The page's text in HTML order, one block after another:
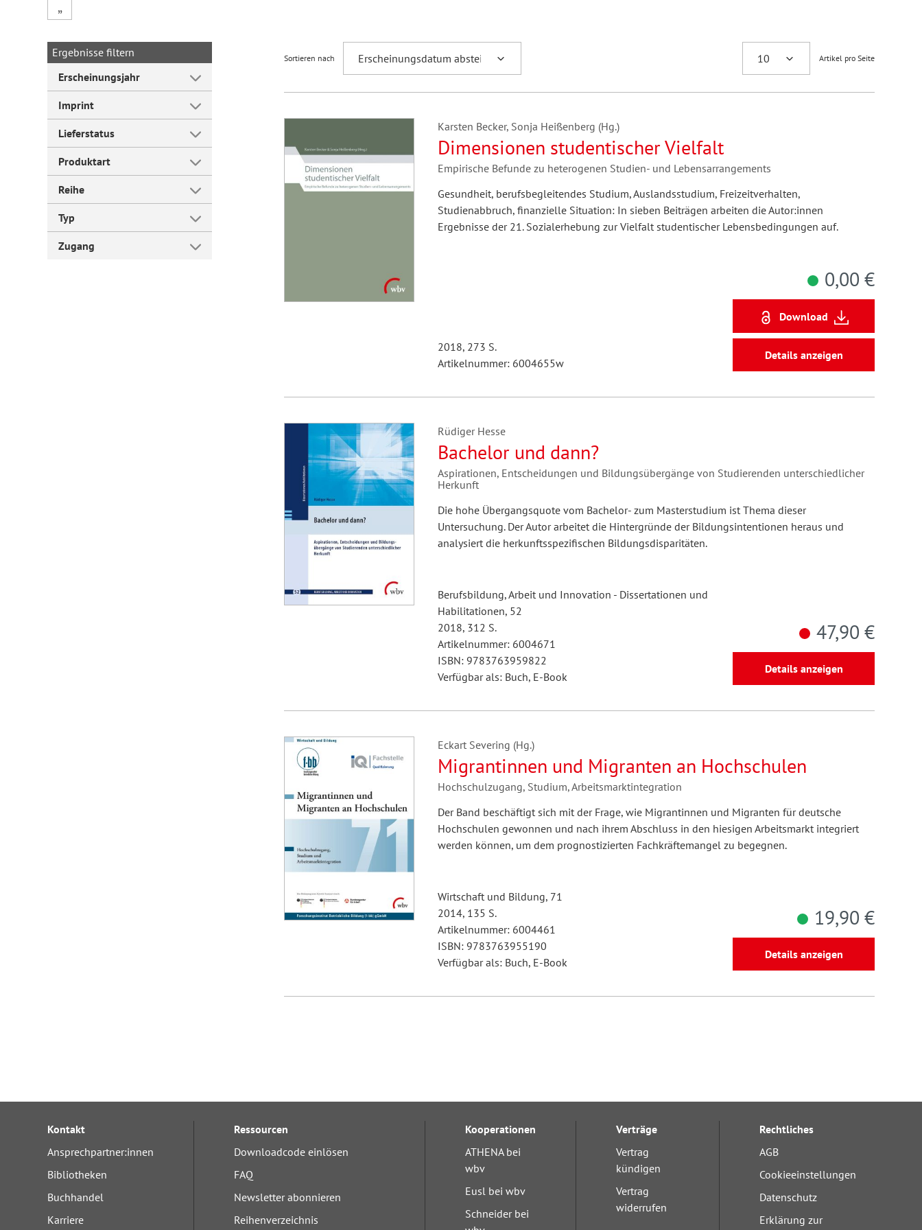
Forum Arbeitslehre
„
Ergebnisse filtern
Erscheinungsjahr
Imprint
Lieferstatus
Produktart
Reihe
Typ
Zugang
Sortieren nach Artikel pro Seite
Karsten Becker, Sonja Heißenberg (Hg.)
Dimensionen studentischer Vielfalt
Empirische Befunde zu heterogenen Studien- und Lebensarrangements
Gesundheit, berufsbegleitendes Studium, Auslandsstudium, Freizeitverhalten,
Studienabbruch, finanzielle Situation: In sieben Beiträgen arbeiten die Autor:innen
Ergebnisse der 21. Sozialerhebung zur Vielfalt studentischer Lebensbedingungen auf.
2018, 273 S.
Artikelnummer: 6004655w
0,00 €
Download
Details anzeigen
Rüdiger Hesse
Bachelor und dann?
Aspirationen, Entscheidungen und Bildungsübergänge von Studierenden unterschiedlicher
Herkunft
Die hohe Übergangsquote vom Bachelor- zum Masterstudium ist Thema dieser
Untersuchung. Der Autor arbeitet die Hintergründe der Bildungsintentionen heraus und
analysiert die herkunftsspezifischen Bildungsdisparitäten.
Berufsbildung, Arbeit und Innovation - Dissertationen und
Habilitationen, 52
2018, 312 S.
Artikelnummer: 6004671
ISBN: 9783763959822
Verfügbar als: Buch, E-Book
47,90 €
Details anzeigen
Eckart Severing (Hg.)
Migrantinnen und Migranten an Hochschulen
Hochschulzugang, Studium, Arbeitsmarktintegration
Der Band beschäftigt sich mit der Frage, wie Migrantinnen und Migranten für deutsche
Hochschulen gewonnen und nach ihrem Abschluss in den hiesigen Arbeitsmarkt integriert
werden können, um dem prognostizierten Fachkräftemangel zu begegnen.
Wirtschaft und Bildung, 71
2014, 135 S.
Artikelnummer: 6004461
ISBN: 9783763955190
Verfügbar als: Buch, E-Book
19,90 €
Details anzeigen
Kontakt
Ansprechpartner:innen
Bibliotheken
Buchhandel
Karriere
Ressourcen
Downloadcode einlösen
FAQ
Newsletter abonnieren
Reihenverzeichnis
Kooperationen
ATHENA bei
wbv
Eusl bei wbv
Schneider bei
Verträge
Vertrag
kündigen
Vertrag
widerrufen
Rechtliches
AGB
Cookieeinstellungen
Datenschutz
Erklärung zur